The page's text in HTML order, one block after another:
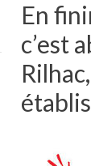
En
c’est